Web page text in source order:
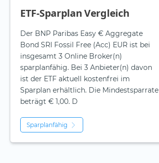
ETF-Sparplan Vergleich
Der BNP Paribas Easy € Aggregate
Bond SRI Fossil Free (Acc) EUR ist bei
insgesamt 3 Online Broker(n)
sparplanfähig. Bei 3 Anbieter(n) davon
ist der ETF aktuell kostenfrei im
Sparplan erhältlich. Die Mindestsparrate
beträgt € 1,00. D
Sparplanfähig